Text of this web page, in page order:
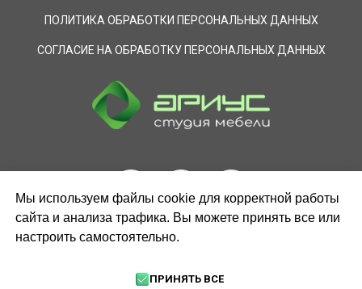
ПОЛИТИКА ОБРАБОТКИ ПЕРСОНАЛЬНЫХ ДАННЫХ
СОГЛАСИЕ НА ОБРАБОТКУ ПЕРСОНАЛЬНЫХ ДАННЫХ
ЗАКАЗАТЬ ЗВОНОК
Мы используем файлы cookie для корректной работы
сайта и анализа трафика. Вы можете принять все или
настроить самостоятельно.
ПРИНЯТЬ ВСЕ